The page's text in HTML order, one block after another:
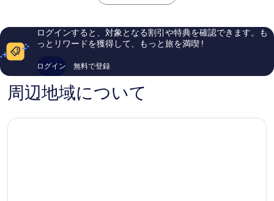
表
示
す
る
那
市
中
件
の
口
ミ
部
コ
ミ
ミ
ログインすると、対象となる割引や特典を確認できます。も
っとリワードを獲得して、もっと旅を満喫 !
ログイン 無料で登録
周辺地域について